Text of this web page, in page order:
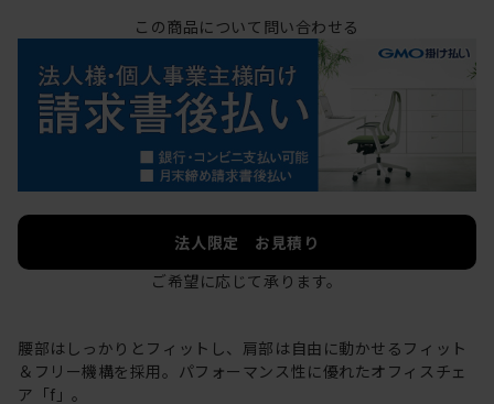
この商品について問い合わせる
法人限定 お見積り
ご希望に応じて承ります。
腰部はしっかりとフィットし、肩部は自由に動かせるフィット
＆フリー機構を採用。パフォーマンス性に優れたオフィスチェ
ア「f」。